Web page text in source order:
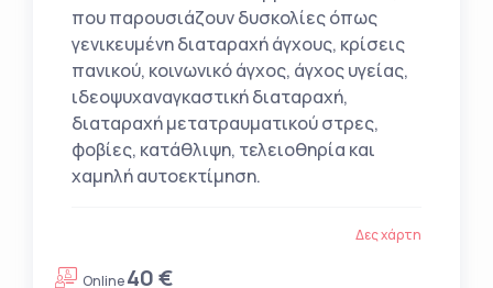
που παρουσιάζουν δυσκολίες όπως
γενικευμένη διαταραχή άγχους, κρίσεις
πανικού, κοινωνικό άγχος, άγχος υγείας,
ιδεοψυχαναγκαστική διαταραχή,
διαταραχή μετατραυματικού στρες,
φοβίες, κατάθλιψη, τελειοθηρία και
χαμηλή αυτοεκτίμηση.
Δες χάρτη
Online40 €